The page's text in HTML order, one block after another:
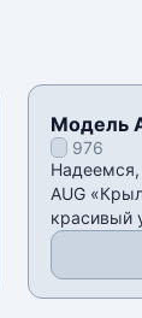
Модель
976
Надеемся,
AUG
красивый